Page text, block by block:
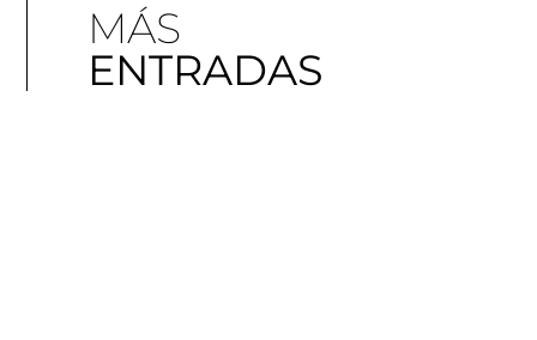
MÁS
ENTRADAS